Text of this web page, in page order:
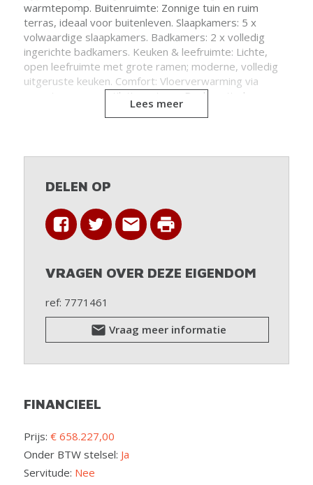
warmtepomp. Buitenruimte: Zonnige tuin en ruim
terras, ideaal voor buitenleven. Slaapkamers: 5 x
volwaardige slaapkamers. Badkamers: 2 x volledig
ingerichte badkamers. Keuken & leefruimte: Lichte,
open leefruimte met grote ramen; moderne, volledig
uitgeruste keuken. Comfort: Vloerverwarming via
warmtepomp, ventilatiesysteem D, akoestische
hoogrendementsbeglazing. Parkeren & berging:
energiekost dankzij warmtepomp en performante
Troeven
Nabijheid van Leuven en invalswegen Instapklaar,
toekomstbestendig en onderhoudsvriendelijk Perfect
voor grotere gezinnen of thuiswerk BTW 6% mogelijk
(volledig afgewerkt, ook terras en tuin)
Huisnummer 4: 673.826 euro prijzen excl. kosten
(volledig afgewerkt, ook terras en tuin)
Beschikbaarheid: bij akte - maart 2027
Lees meer
DELEN OP
VRAGEN OVER DEZE EIGENDOM
ref: 7771461
Vraag meer informatie
FINANCIEEL
Prijs: € 658.227,00
Onder BTW stelsel: Ja
Servitude: Nee